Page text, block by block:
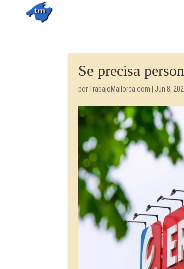
Se precisa
porTrabajoMallorca.com Jun 8,